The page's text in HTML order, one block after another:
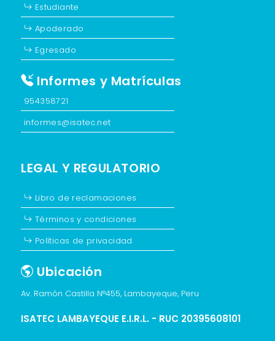
Estudiante
Apoderado
Egresado
Informes y Matrículas
954358721
informes@isatec.net
LEGAL Y REGULATORIO
Libro de reclamaciones
Términos y condiciones
Políticas de privacidad
Ubicación
Av. Ramón Castilla N°455, Lambayeque, Peru
ISATEC LAMBAYEQUE E.I.R.L. - RUC 20395608101